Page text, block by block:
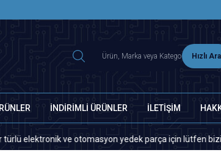
Hızlı Ara
İNDİRİMLİ ÜRÜNLER İLETİŞİM
ve otomasyon yedek parça için lütfen bizimle